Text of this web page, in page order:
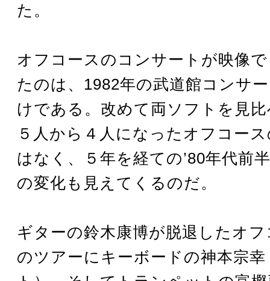
た。
オフコースのコンサートが映像
たのは、1982年の武道館コンサ
けである。改めて両ソフトを見
５人から４人になったオフコー
はなく、５年を経ての’80年代前
の変化も見えてくるのだ。
ギターの鈴木康博が脱退したオ
のツアーにキーボードの神本宗